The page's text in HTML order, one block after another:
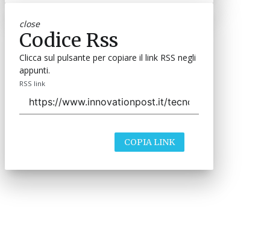
close
Codice Rss
Clicca sul pulsante per copiare il link RSS negli
appunti.
RSS link
COPIA LINK